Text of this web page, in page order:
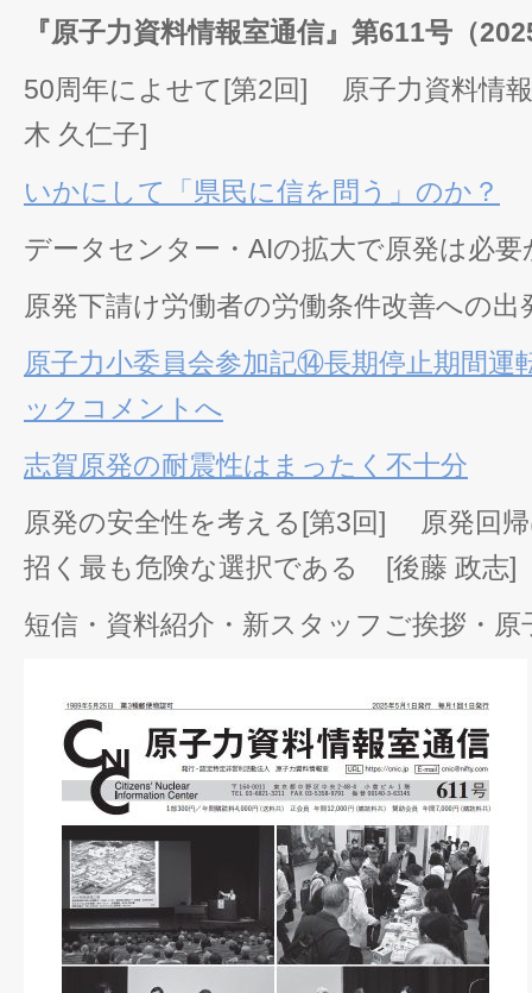
『原子力資料情報室通信』第611号（
50周年によせて[第2回] 原子力資料
木 久仁子]
いかにして「県民に信を問う」のか？
データセンター・AIの拡大で原発は必
原発下請け労働者の労働条件改善への
原子力小委員会参加記⑭長期停止期間運
ックコメントへ
志賀原発の耐震性はまったく不十分
原発の安全性を考える[第3回] 原発回
招く最も危険な選択である [後藤 政志]
短信・資料紹介・新スタッフご挨拶・